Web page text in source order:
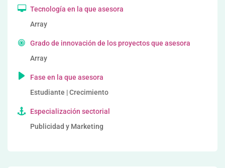
Tecnología en la que asesora
Array
Grado de innovación de los proyectos que asesora
Array
Fase en la que asesora
Estudiante | Crecimiento
Especialización sectorial
Publicidad y Marketing